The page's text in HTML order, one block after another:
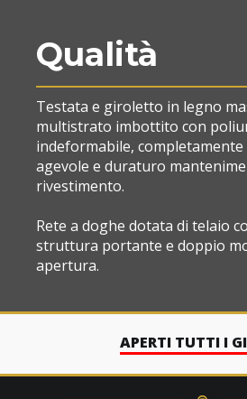
Qualità
Testata e giroletto in legno
multistrato imbottito con
indeformabile,
agevole e duraturo
rivestimento.
Rete a doghe dotata di telaio
struttura portante e doppio
apertura.
APERTI TUTTI I